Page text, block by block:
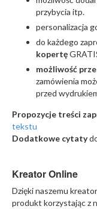
przybycia itp.
personalizacja
do każdego
kopertę
możliwość
zamówienia
przed
Propozycje treści
tekstu
Dodatkowe cytaty
Kreator Online
Dzięki naszemu
produkt korzystając z